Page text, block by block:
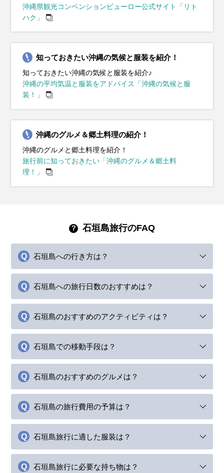
沖縄県観光コンベンションビューロー公式サイト「リト
ハク」
知っておきたい沖縄の気候と服装を紹介！
知っておきたい沖縄の気候と服装を紹介♪
沖縄の平均気温と服装をアドバイス「沖縄の気候と服
装！」
沖縄のグルメ＆郷土料理の紹介！
沖縄のグルメと郷土料理を紹介！
旅行前に知っておきたい「沖縄のグルメ＆郷土料
理！」
石垣島旅行のFAQ
石垣島への行き方は？
石垣島への旅行日数のおすすめは？
石垣島のおすすめのアクティビティは？
石垣島での移動手段は？
石垣島のおすすめのグルメは？
石垣島の旅行費用の予算は？
石垣島旅行に適した服装は？
石垣島旅行に必要な持ち物は？